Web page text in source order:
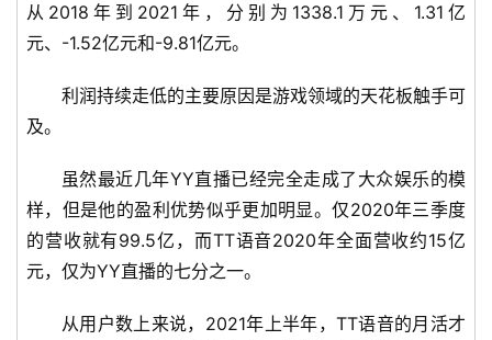
从2018年到2021年，分别为1338.1万元、1.31亿
元、-1.52亿元和-9.81亿元。
利润持续走低的主要原因是游戏领域的天花板触手可
及。
虽然最近几年YY直播已经完全走成了大众娱乐的模
样，但是他的盈利优势似乎更加明显。仅2020年三季度
的营收就有99.5亿，而TT语音2020年全面营收约15亿
元，仅为YY直播的七分之一。
从用户数上来说，2021年上半年，TT语音的月活才